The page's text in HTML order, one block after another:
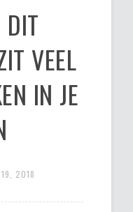
DIT
VEEL
IN JE
19, 2018